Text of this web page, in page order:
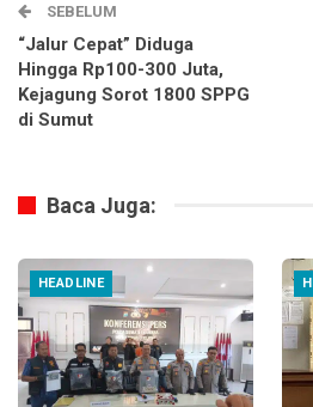
SEBELUM
“Jalur Cepat” Diduga
Hingga Rp100-300 Juta,
Kejagung Sorot 1800 SPPG
di Sumut
Baca Juga:
HEADLINE